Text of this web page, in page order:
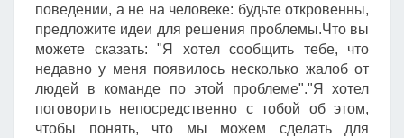
поведении, а не на человеке: будьте откровенны,
предложите идеи для решения проблемы.Что вы
можете сказать: "Я хотел сообщить тебе, что
недавно у меня появилось несколько жалоб от
людей в команде по этой проблеме"."Я хотел
поговорить непосредственно с тобой об этом,
чтобы понять, что мы можем сделать для